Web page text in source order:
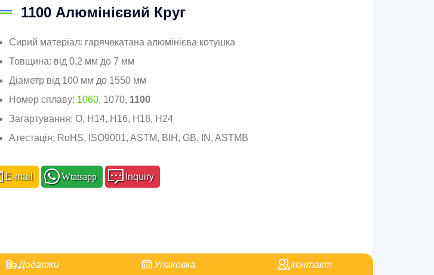
1100 Алюмінієвий Круг
Сирий матеріал: гарячекатана алюмінієва котушка
Товщина: від 0,2 мм до 7 мм
Діаметр від 100 мм до 1550 мм
Номер сплаву: 1060, 1070, 1100
Загартування: О, H14, H16, H18, H24
Атестація: RoHS, ISO9001, ASTM, ВІН, GB, IN, ASTMB
E-mail Wtatsapp Inquiry
Додатки Упаковка контакт